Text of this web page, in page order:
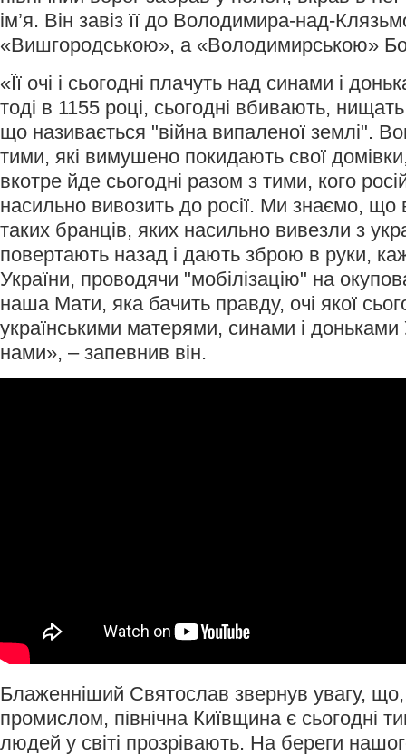
ім’я. Він завіз її до Володимира-над-
«Вишгородською», а «Володимирською»
«Її очі і сьогодні плачуть над синами і
тоді в 1155 році, сьогодні вбивають,
що називається "війна випаленої землі".
тими, які вимушено покидають свої
вкотре йде сьогодні разом з тими, кого
насильно вивозить до росії. Ми знаємо,
таких бранців, яких насильно вивезли з
повертають назад і дають зброю в руки,
України, проводячи "мобілізацію" на
наша Мати, яка бачить правду, очі якої
українськими матерями, синами і доньками
нами», – запевнив він.
Блаженніший Святослав звернув увагу,
промислом, північна Київщина є сьогодні
людей у світі прозрівають. На береги